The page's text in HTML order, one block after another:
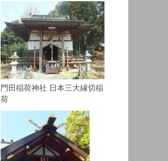
門田稲荷神社 日本三大縁切稲
荷